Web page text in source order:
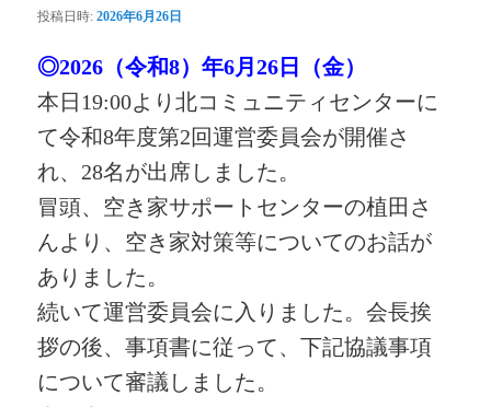
投稿日時:2026年6月26日
◎2026（令和8）年6月26日（金）
本日19:00より北コミュニティセンターに
て令和8年度第2回運営委員会が開催さ
れ、28名が出席しました。
冒頭、空き家サポートセンターの植田さ
んより、空き家対策等についてのお話が
ありました。
続いて運営委員会に入りました。会長挨
拶の後、事項書に従って、下記協議事項
について審議しました。